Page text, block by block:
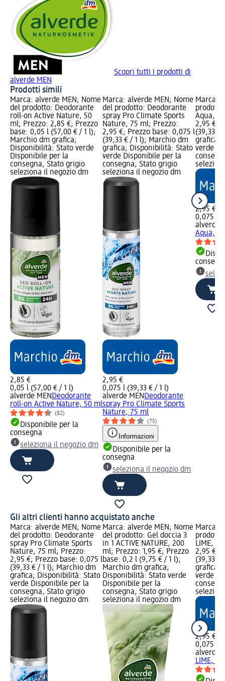
Scopri tutti i prodotti di
alverde MEN
Prodotti simili
Marca: alverde MEN; Nome
del prodotto: Deodorante
roll-on Active Nature, 50
ml; Prezzo: 2,85 €; Prezzo
base: 0,05 l (57,00 € / 1 l);
Marchio dm grafica;
Disponibilità: Stato verde
Disponibile per la
consegna, Stato grigio
seleziona il negozio dm
2,85 €
0,05 l (57,00 € / 1 l)
alverde MEN Deodorante
roll-on Active Nature, 50 ml
(82)
Disponibile per la
consegna
seleziona il negozio dm
Marca: alverde MEN; Nome
del prodotto: Deodorante
spray Pro Climate Sports
Nature, 75 ml; Prezzo:
2,95 €; Prezzo base: 0,075 l
(39,33 € / 1 l); Marchio dm
grafica; Disponibilità: Stato
verde Disponibile per la
consegna, Stato grigio
seleziona il negozio dm
2,95 €
0,075 l (39,33 € / 1 l)
alverde MEN Deodorante
spray Pro Climate Sports
Nature, 75 ml
(75)
Informazioni
Disponibile per la
consegna
seleziona il negozio dm
Marca:
Aqua,
2,95 €;
(39,33 €
grafica;
verde
2,95 €
0,075 l
alverde
Aqua,
Gli altri clienti hanno acquistato anche
Marca: alverde MEN; Nome
del prodotto: Deodorante
spray Pro Climate Sports
Nature, 75 ml; Prezzo:
2,95 €; Prezzo base: 0,075 l
(39,33 € / 1 l); Marchio dm
grafica; Disponibilità: Stato
verde Disponibile per la
consegna, Stato grigio
seleziona il negozio dm
Marca: alverde MEN; Nome
del prodotto: Gel doccia 3
in 1 ACTIVE NATURE, 200
ml; Prezzo: 1,95 €; Prezzo
base: 0,2 l (9,75 € / 1 l);
Marchio dm grafica;
Disponibilità: Stato verde
Disponibile per la
consegna, Stato grigio
seleziona il negozio dm
Marca:
LIME,
2,95 €;
(39,33 €
grafica;
verde
2,95 €
0,075 l
alverde
LIME,